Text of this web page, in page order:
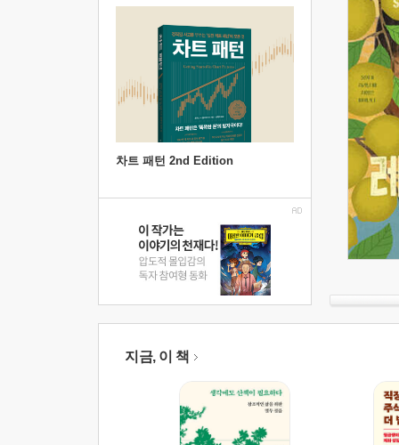
차트 패턴 2nd Edition
지금, 이 책